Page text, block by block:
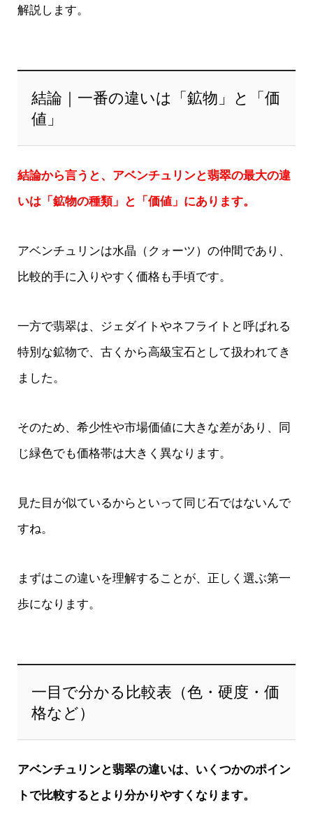
解説します。
結論｜一番の違いは「鉱物」と「価
値」
結論から言うと、アベンチュリンと翡翠の最大の違
いは「鉱物の種類」と「価値」にあります。
アベンチュリンは水晶（クォーツ）の仲間であり、
比較的手に入りやすく価格も手頃です。
一方で翡翠は、ジェダイトやネフライトと呼ばれる
特別な鉱物で、古くから高級宝石として扱われてき
ました。
そのため、希少性や市場価値に大きな差があり、同
じ緑色でも価格帯は大きく異なります。
見た目が似ているからといって同じ石ではないんで
すね。
まずはこの違いを理解することが、正しく選ぶ第一
歩になります。
一目で分かる比較表（色・硬度・価
格など）
アベンチュリンと翡翠の違いは、いくつかのポイン
トで比較するとより分かりやすくなります。